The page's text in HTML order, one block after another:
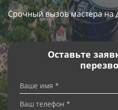
Срочный вызов мастера на
Оставьте